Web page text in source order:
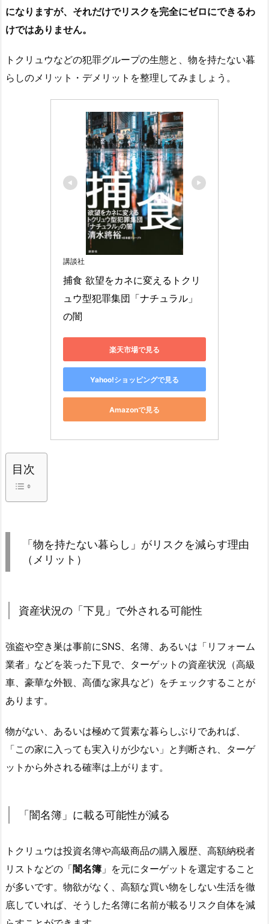
になりますが、それだけでリスクを完全にゼロにできるわ
けではありません。
トクリュウなどの犯罪グループの生態と、物を持たない暮
らしのメリット・デメリットを整理してみましょう。
講談社
捕食 欲望をカネに変えるトクリ
ュウ型犯罪集団「ナチュラル」
の闇
楽天市場で見る
Yahoo!ショッピングで見る
Amazonで見る
目次
「物を持たない暮らし」がリスクを減らす理由
（メリット）
資産状況の「下見」で外される可能性
強盗や空き巣は事前にSNS、名簿、あるいは「リフォーム
業者」などを装った下見で、ターゲットの資産状況（高級
車、豪華な外観、高価な家具など）をチェックすることが
あります。
物がない、あるいは極めて質素な暮らしぶりであれば、
「この家に入っても実入りが少ない」と判断され、ターゲ
ットから外される確率は上がります。
「闇名簿」に載る可能性が減る
トクリュウは投資名簿や高級商品の購入履歴、高額納税者
リストなどの「闇名簿 」を元にターゲットを選定すること
が多いです。物欲がなく、高額な買い物をしない生活を徹
底していれば、そうした名簿に名前が載るリスク自体を減